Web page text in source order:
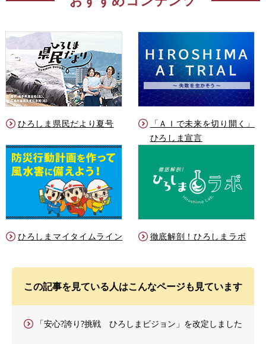
ひろしま県民だより夏号
「ＡＩで未来を切り開く」
ひろしま宣言
ひろしまマイタイムライン 徹底解剖！ひろしまラボ
この記事を見ている人はこんなページも見ています
「安心?誇り?挑戦 ひろしまビジョン」を改定しました